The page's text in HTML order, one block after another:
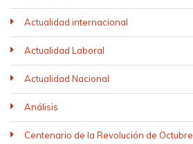
Actualidad internacional
Actualidad Laboral
Actualidad Nacional
Análisis
Centenario de la Revolución de Octubre